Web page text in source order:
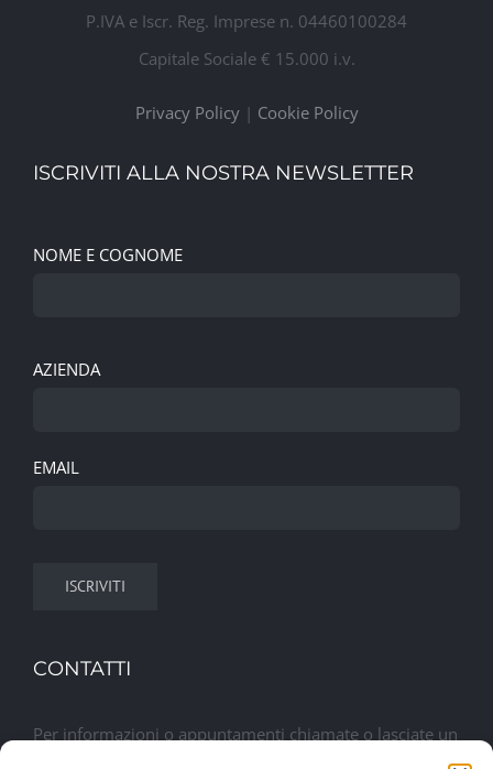
P.IVA e Iscr. Reg. Imprese n. 04460100284
Capitale Sociale € 15.000 i.v.
Privacy Policy| Cookie Policy
ISCRIVITI ALLA NOSTRA NEWSLETTER
NOME E COGNOME
AZIENDA
EMAIL
CONTATTI
Per informazioni o appuntamenti chiamate o lasciate un